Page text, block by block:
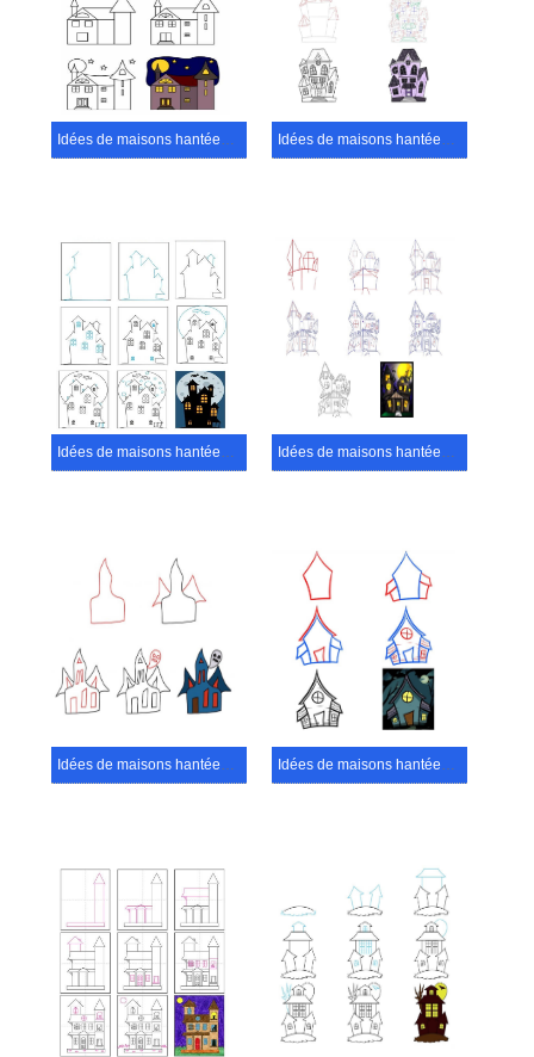
Idées de maisons hantées (7) Idées de maisons hantées (16)
Idées de maisons hantées (5) Idées de maisons hantées (18)
Idées de maisons hantées (19) Idées de maisons hantées (17)